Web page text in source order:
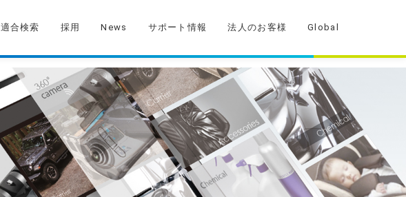
適合検索 採用 News サポート情報 法人のお客様 Global